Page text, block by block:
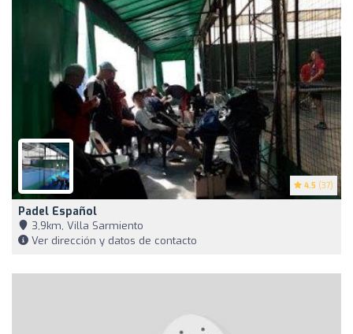
4.5 (37)
Padel Español
3,9km, Villa Sarmiento
Ver dirección y datos de contacto